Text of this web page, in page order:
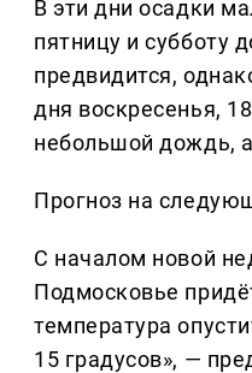
В эти дни осадки
пятницу и субботу
предвидится,
дня воскресенья,
небольшой дождь,
Прогноз на
С началом новой
Подмосковье
температура
15 градусов», —